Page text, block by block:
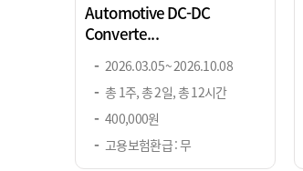
Automotive DC-DC
Converte...
2026.03.05 ~ 2026.10.08
총 1주, 총 2일, 총 12시간
400,000원
고용보험환급 : 무